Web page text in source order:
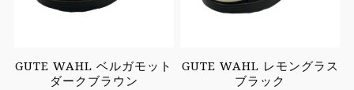
GUTE WAHL ベルガモット
ダークブラウン
GUTE WAHL レモングラス
ブラック